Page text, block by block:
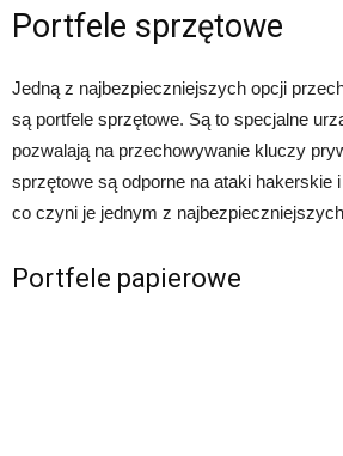
Portfele sprzętowe
Jedną z najbezpieczniejszych opcji
są portfele sprzętowe. Są to specjalne
pozwalają na przechowywanie kluczy
sprzętowe są odporne na ataki hakerskie
co czyni je jednym z
Portfele papierowe